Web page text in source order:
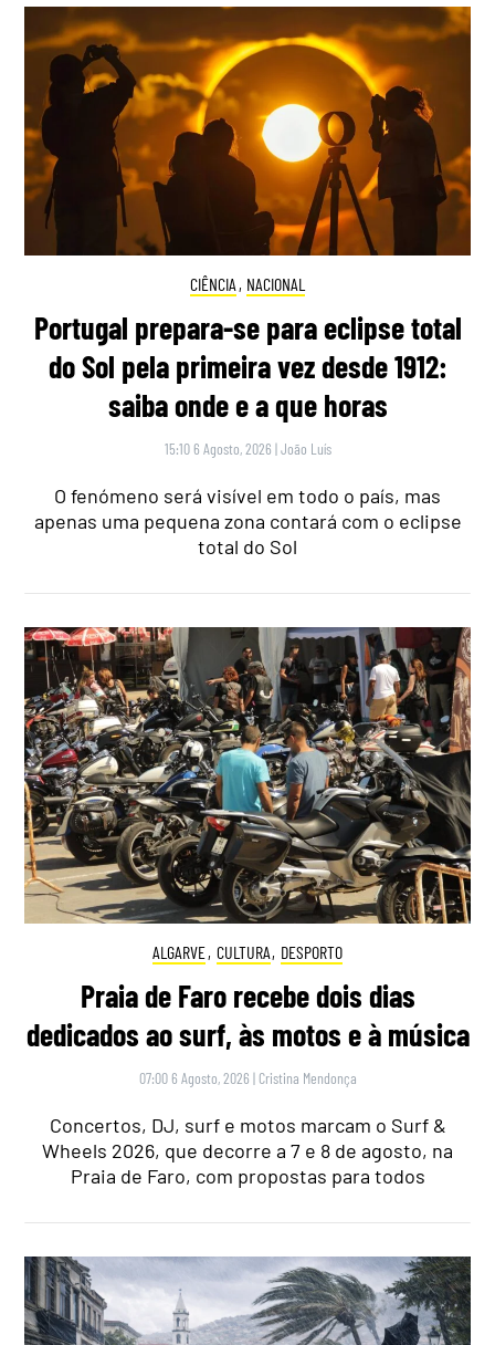
CIÊNCIA , NACIONAL
Portugal prepara-se para eclipse total
do Sol pela primeira vez desde 1912:
saiba onde e a que horas
15:10 6 Agosto, 2026 |João Luís
O fenómeno será visível em todo o país, mas
apenas uma pequena zona contará com o eclipse
total do Sol
ALGARVE, CULTURA, DESPORTO
Praia de Faro recebe dois dias
dedicados ao surf, às motos e à música
07:00 6 Agosto, 2026 | Cristina Mendonça
Concertos, DJ, surf e motos marcam o Surf &
Wheels 2026, que decorre a 7 e 8 de agosto, na
Praia de Faro, com propostas para todos